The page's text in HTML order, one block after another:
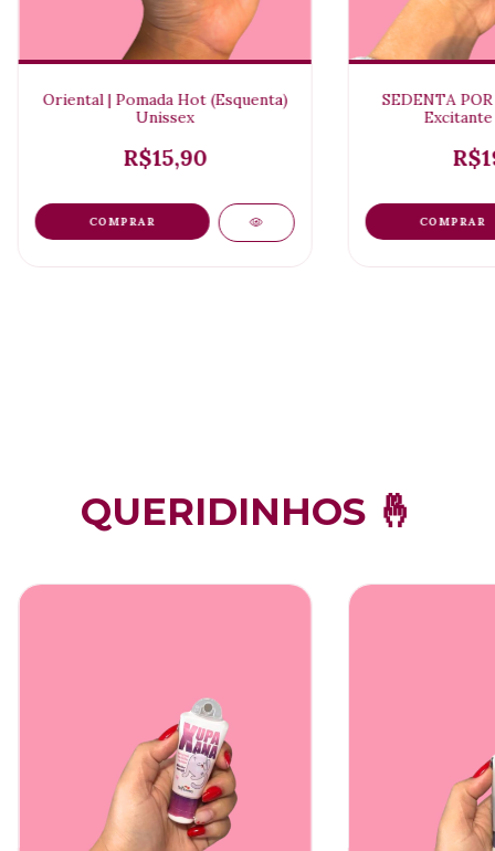
Oriental | Pomada Hot (Esquenta)
Unissex
R$15,90
SEDENTA
COMPRAR
QUERIDINHOS 🤞